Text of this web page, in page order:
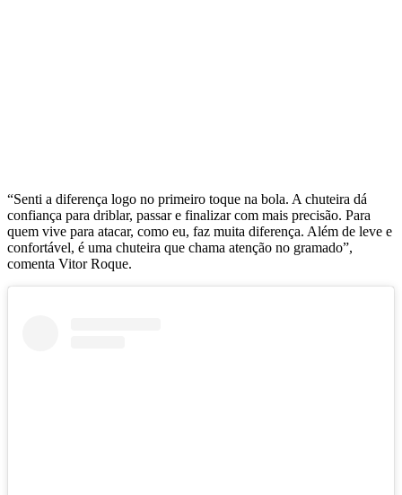
“Senti a diferença logo no primeiro toque na bola. A chuteira dá
confiança para driblar, passar e finalizar com mais precisão. Para
quem vive para atacar, como eu, faz muita diferença. Além de leve e
confortável, é uma chuteira que chama atenção no gramado”,
comenta Vitor Roque.